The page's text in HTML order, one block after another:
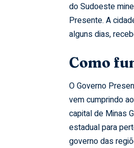
do Sudoeste
Presente. A
alguns dias,
Como
O Governo
vem cumprindo
capital de Minas
estadual para
governo das